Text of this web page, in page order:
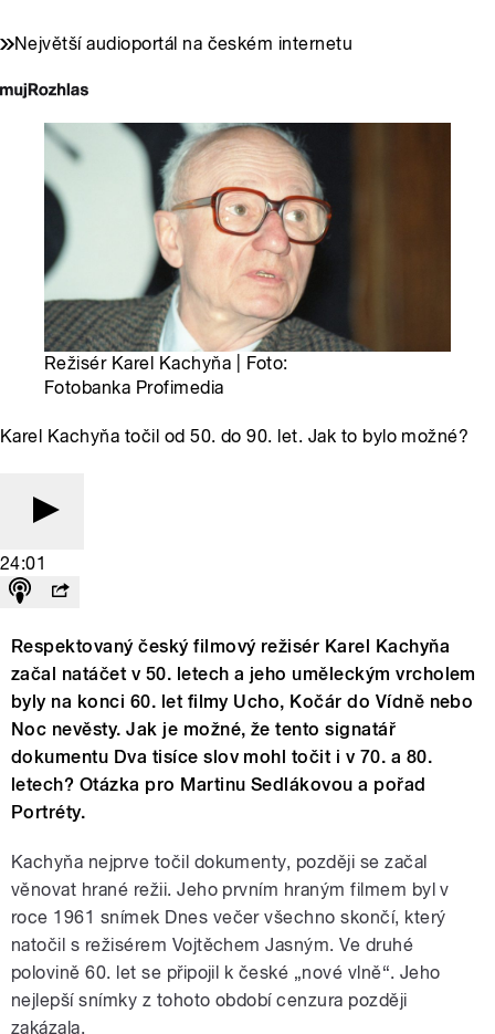
Největší audioportál na českém internetu
Režisér Karel Kachyňa | Foto:
Fotobanka Profimedia
Karel Kachyňa točil od 50. do 90. let. Jak to bylo možné?
24:01
Respektovaný český filmový režisér Karel Kachyňa
začal natáčet v 50. letech a jeho uměleckým vrcholem
byly na konci 60. let filmy Ucho, Kočár do Vídně nebo
Noc nevěsty. Jak je možné, že tento signatář
dokumentu Dva tisíce slov mohl točit i v 70. a 80.
letech? Otázka pro Martinu Sedlákovou a pořad
Portréty.
Kachyňa nejprve točil dokumenty, později se začal
věnovat hrané režii. Jeho prvním hraným filmem byl v
roce 1961 snímek Dnes večer všechno skončí, který
natočil s režisérem Vojtěchem Jasným. Ve druhé
polovině 60. let se připojil k české „nové vlně“. Jeho
nejlepší snímky z tohoto období cenzura později
zakázala.